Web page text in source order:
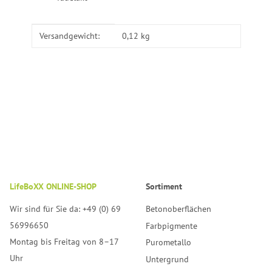
Produkteigenschaft
Wert
Versandgewicht: 0,12 kg
LifeBoXX ONLINE-SHOP
Wir sind für Sie da: +49 (0) 69
56996650
Montag bis Freitag von 8–17
Uhr
Sortiment
Betonoberflächen
Farbpigmente
Purometallo
Untergrund